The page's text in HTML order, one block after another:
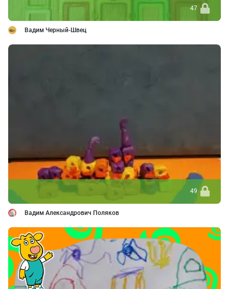
47
Вадим Черный-Швец
49
Вадим Александрович Поляков